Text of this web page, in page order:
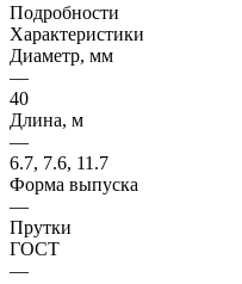
Подробности
Характеристики
Диаметр, мм
—
40
Длина, м
—
6.7, 7.6, 11.7
Форма выпуска
—
Прутки
ГОСТ
—